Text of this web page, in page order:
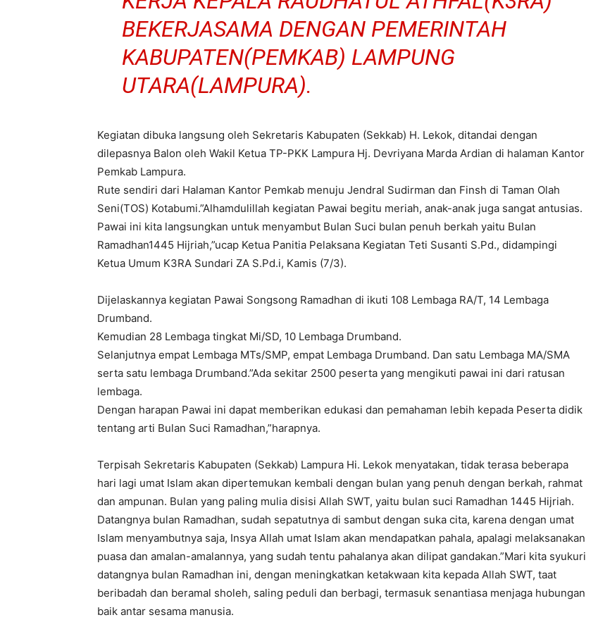
BEKERJASAMA DENGAN PEMERINTAH
KABUPATEN(PEMKAB) LAMPUNG
UTARA(LAMPURA).
Kegiatan dibuka langsung oleh Sekretaris Kabupaten (Sekkab) H. Lekok, ditandai dengan
dilepasnya Balon oleh Wakil Ketua TP-PKK Lampura Hj. Devriyana Marda Ardian di halaman Kantor
Pemkab Lampura.
Rute sendiri dari Halaman Kantor Pemkab menuju Jendral Sudirman dan Finsh di Taman Olah
Seni(TOS) Kotabumi.”Alhamdulillah kegiatan Pawai begitu meriah, anak-anak juga sangat antusias.
Pawai ini kita langsungkan untuk menyambut Bulan Suci bulan penuh berkah yaitu Bulan
Ramadhan1445 Hijriah,”ucap Ketua Panitia Pelaksana Kegiatan Teti Susanti S.Pd., didampingi
Ketua Umum K3RA Sundari ZA S.Pd.i, Kamis (7/3).
Dijelaskannya kegiatan Pawai Songsong Ramadhan di ikuti 108 Lembaga RA/T, 14 Lembaga
Drumband.
Kemudian 28 Lembaga tingkat Mi/SD, 10 Lembaga Drumband.
Selanjutnya empat Lembaga MTs/SMP, empat Lembaga Drumband. Dan satu Lembaga MA/SMA
serta satu lembaga Drumband.”Ada sekitar 2500 peserta yang mengikuti pawai ini dari ratusan
lembaga.
Dengan harapan Pawai ini dapat memberikan edukasi dan pemahaman lebih kepada Peserta didik
tentang arti Bulan Suci Ramadhan,”harapnya.
Terpisah Sekretaris Kabupaten (Sekkab) Lampura Hi. Lekok menyatakan, tidak terasa beberapa
hari lagi umat Islam akan dipertemukan kembali dengan bulan yang penuh dengan berkah, rahmat
dan ampunan. Bulan yang paling mulia disisi Allah SWT, yaitu bulan suci Ramadhan 1445 Hijriah.
Datangnya bulan Ramadhan, sudah sepatutnya di sambut dengan suka cita, karena dengan umat
Islam menyambutnya saja, Insya Allah umat Islam akan mendapatkan pahala, apalagi melaksanakan
puasa dan amalan-amalannya, yang sudah tentu pahalanya akan dilipat gandakan.”Mari kita syukuri
datangnya bulan Ramadhan ini, dengan meningkatkan ketakwaan kita kepada Allah SWT, taat
beribadah dan beramal sholeh, saling peduli dan berbagi, termasuk senantiasa menjaga hubungan
baik antar sesama manusia.